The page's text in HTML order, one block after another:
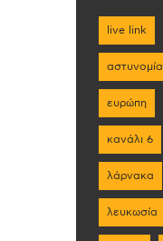
live link
αστυνομία
ευρώπη
κανάλι 6
λάρνακα
λευκωσία